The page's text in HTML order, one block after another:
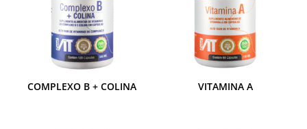
COMPLEXO B + COLINA VITAMINA A